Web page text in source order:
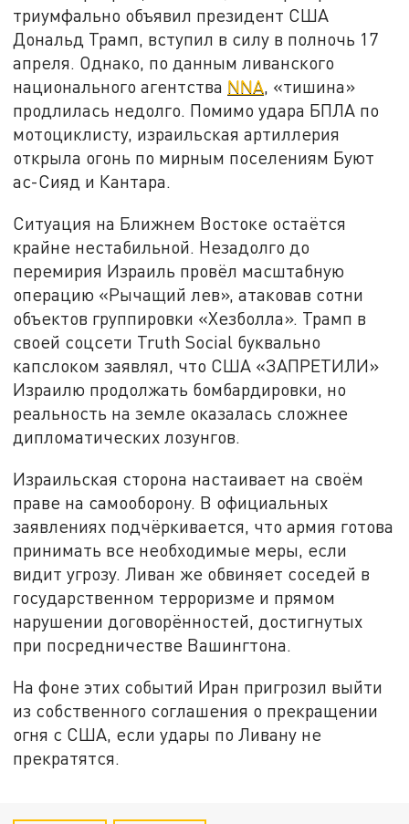
триумфально объявил президент США
Дональд Трамп, вступил в силу в полночь 17
апреля. Однако, по данным ливанского
национального агентства NNA, «тишина»
продлилась недолго. Помимо удара БПЛА по
мотоциклисту, израильская артиллерия
открыла огонь по мирным поселениям Буют
ас-Сияд и Кантара.
Ситуация на Ближнем Востоке остаётся
крайне нестабильной. Незадолго до
перемирия Израиль провёл масштабную
операцию «Рычащий лев», атаковав сотни
объектов группировки «Хезболла». Трамп в
своей соцсети Truth Social буквально
капслоком заявлял, что США «ЗАПРЕТИЛИ»
Израилю продолжать бомбардировки, но
реальность на земле оказалась сложнее
дипломатических лозунгов.
Израильская сторона настаивает на своём
праве на самооборону. В официальных
заявлениях подчёркивается, что армия готова
принимать все необходимые меры, если
видит угрозу. Ливан же обвиняет соседей в
государственном терроризме и прямом
нарушении договорённостей, достигнутых
при посредничестве Вашингтона.
На фоне этих событий Иран пригрозил выйти
из собственного соглашения о прекращении
огня с США, если удары по Ливану не
прекратятся.